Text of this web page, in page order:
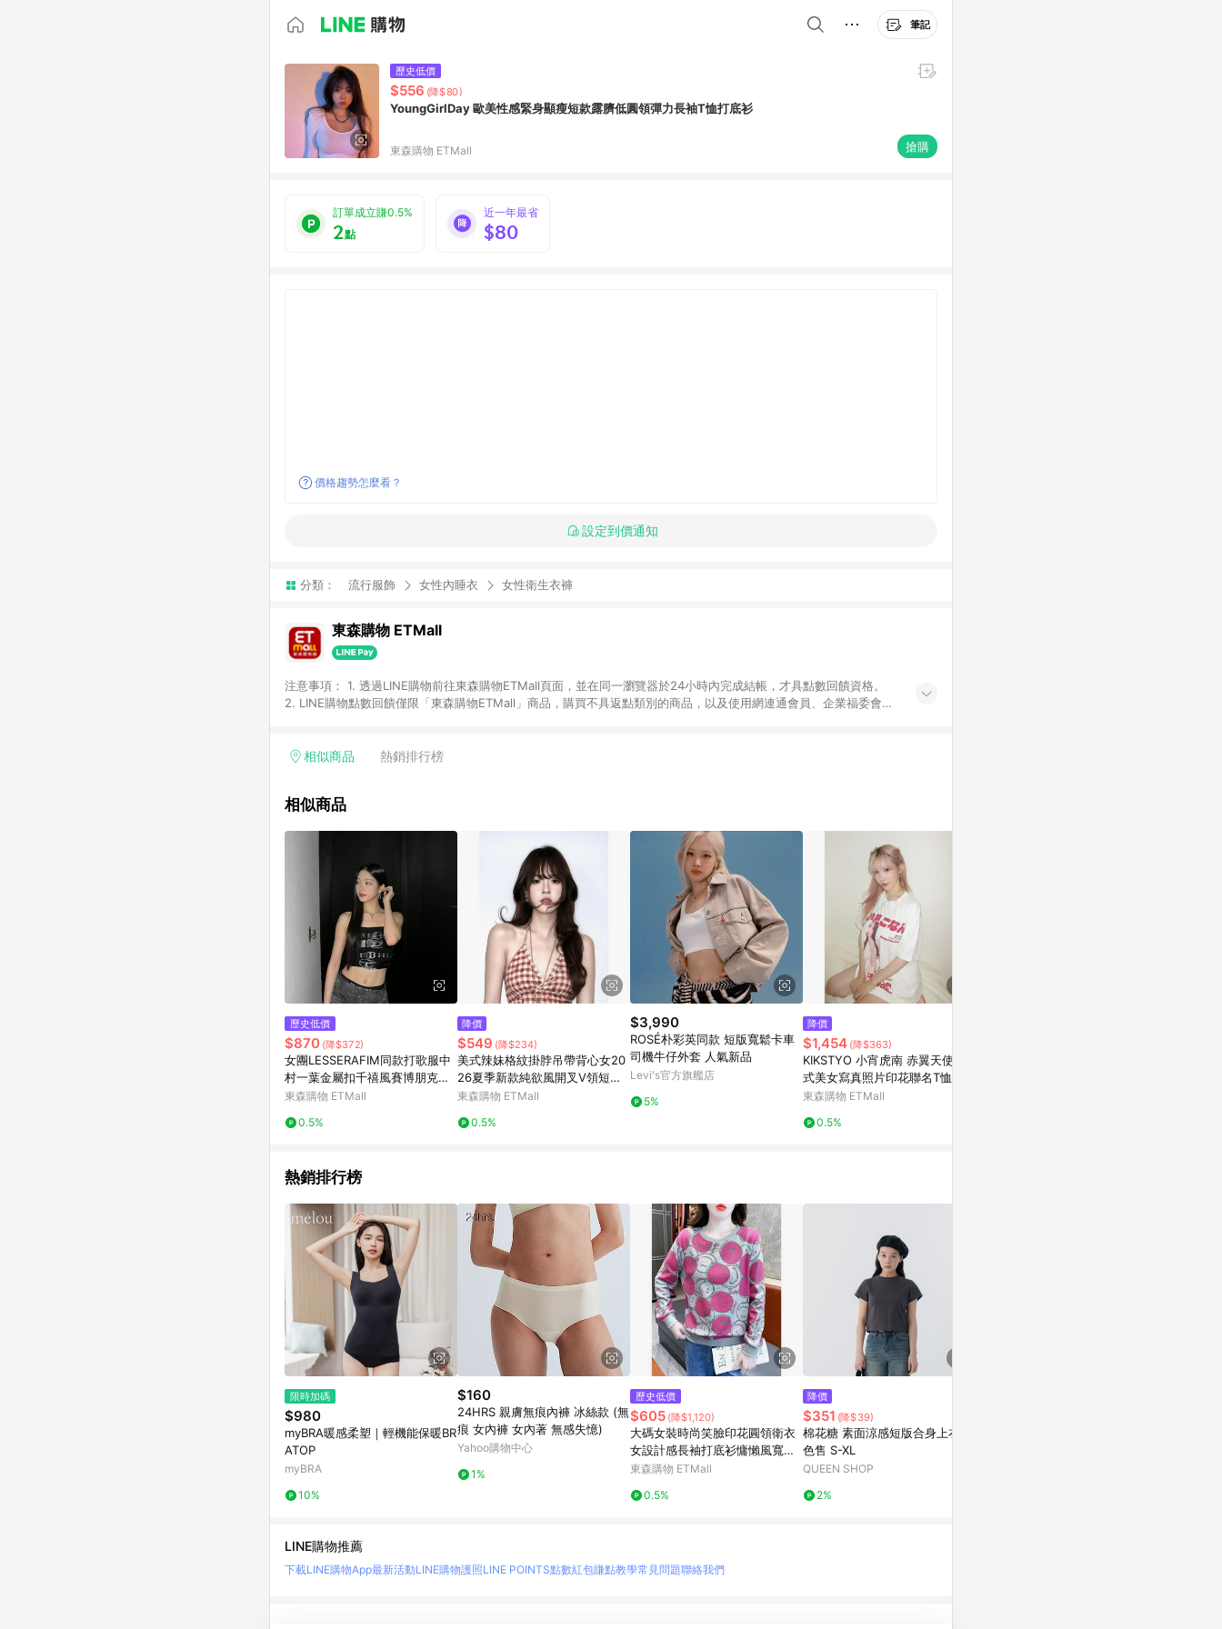
筆記
歷史低價
$556 (降$80)
YoungGirlDay 歐美性感緊身顯瘦短款露臍低圓領彈力長袖T恤打底衫
東森購物 ETMall 搶購
訂單成立賺0.5%
2點
近一年最省
$80
價格趨勢怎麼看？
設定到價通知
分類： 流行服飾 女性內睡衣 女性衛生衣褲
東森購物 ETMall
注意事項： 1. 透過LINE購物前往東森購物ETMall頁面，並在同一瀏覽器於24小時內完成結帳，才具點數回饋資格。
2. LINE購物點數回饋僅限「東森購物ETMall」商品，購買不具返點類別的商品，以及使用網連通會員、企業福委會員
「草莓網」全館商品。 4. 如取消訂單、退貨、退款或購物中登出東森購物ETMall，將無法獲得點數回饋。 5. 點數回
面顯示為準。 7. LINE購物設有「單一商品最高回饋點數」機制(特殊活動時開放「回饋無上限」)，以同一訂單中同一
品資料更新會有時間差，如顯示之商品規格、顏色、價位、贈品與東森購物ETMall銷售網頁不符，以銷售網頁標示為
準。 9. 若有贈點爭議，請務必於訂單日期+180天以內至LINE購物客服洽詢；若超過180天(含)以上進行申訴，恕無法
贈點回饋。 10. 部分點數紅包僅限指定商品使用，或不適用於無回饋商品。各點數紅包之適用商品與使用條件請依點數
紅包頁面規則為準。
相似商品 熱銷排行榜
相似商品
歷史低價
$870 (降$372)
女團LESSERAFIM同款打歌服中
村一葉金屬扣千禧風賽博朋克抹
胸辣妹
東森購物 ETMall
0.5%
降價
$549 (降$234)
美式辣妹格紋掛脖吊帶背心女20
26夏季新款純欲風開叉V領短款
上衣
東森購物 ETMall
0.5%
$3,990
ROSÉ朴彩英同款 短版寬鬆卡車
司機牛仔外套 人氣新品
Levi's官方旗艦店
5%
降價
$1,454 (降$363)
KIKSTYO 小宵虎南 赤翼天使日
式美女寫真照片印花聯名T恤
東森購物 ETMall
0.5%
熱銷排行榜
限時加碼
$980
myBRA暖感柔塑｜輕機能保暖BR
ATOP
myBRA
10%
$160
24HRS 親膚無痕內褲 冰絲款 (無
痕 女內褲 女內著 無感失憶)
Yahoo購物中心
1%
歷史低價
$605 (降$1,120)
大碼女裝時尚笑臉印花圓領衛衣
女設計感長袖打底衫慵懶風寬松
上衣
東森購物 ETMall
0.5%
降價
$351 (降$39)
棉花糖 素面涼感短版合身上衣 四
色售 S-XL
QUEEN SHOP
2%
LINE購物推薦
下載LINE購物App最新活動LINE購物護照LINE POINTS點數紅包賺點教學常見問題聯絡我們